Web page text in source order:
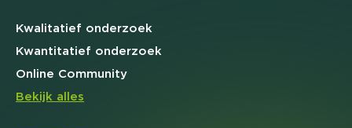
Kwalitatief onderzoek
Kwantitatief onderzoek
Online Community
Bekijk alles